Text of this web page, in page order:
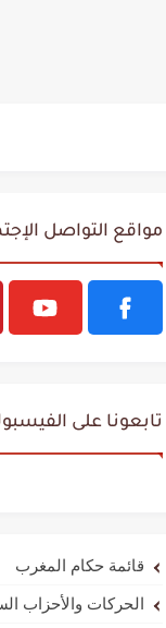
مواقع التواصل
تابعونا على
قائمة حكام المغرب
الحركات والأحزاب